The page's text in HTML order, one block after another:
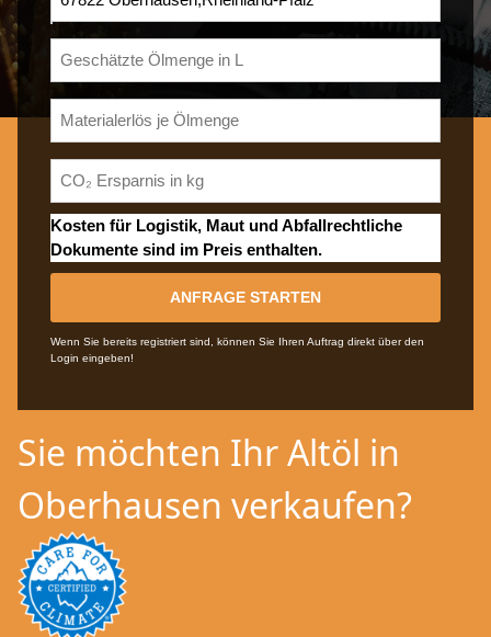
Kosten für Logistik, Maut und Abfallrechtliche
Dokumente sind im Preis enthalten.
ANFRAGE STARTEN
Wenn Sie bereits registriert sind, können Sie Ihren Auftrag direkt über den
Login eingeben!
Sie möchten Ihr Altöl in
Oberhausen verkaufen?